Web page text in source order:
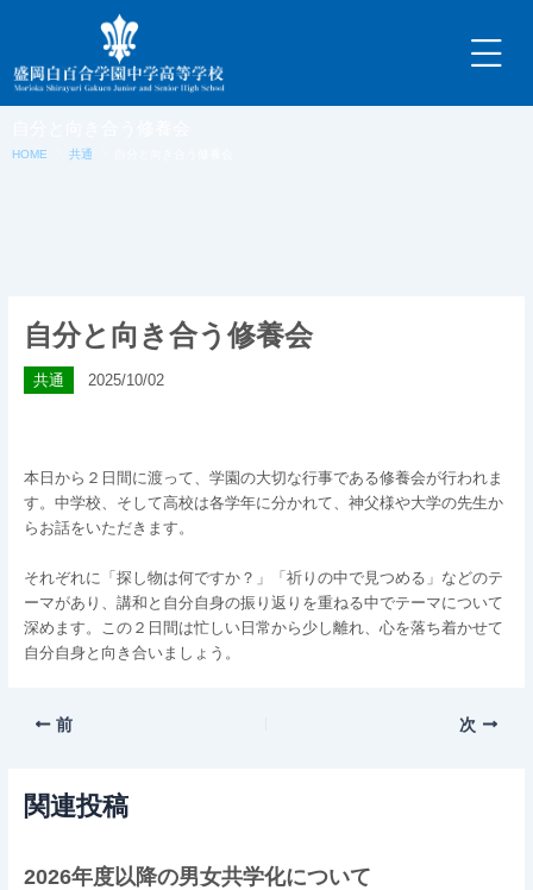
ス
キ
プHOME 共通
自分と向き合う修養会
共通 2025/10/02
本日から２日間に渡って、学園の大切な行事である修養会が行われま
す。中学校、そして高校は各学年に分かれて、神父様や大学の先生か
らお話をいただきます。
それぞれに「探し物は何ですか？」「祈りの中で見つめる」などのテ
ーマがあり、講和と自分自身の振り返りを重ねる中でテーマについて
深めます。この２日間は忙しい日常から少し離れ、心を落ち着かせて
自分自身と向き合いましょう。
前 次
関連投稿
2026年度以降の男女共学化について